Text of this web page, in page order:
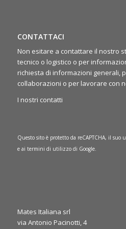
CONTATTACI
Non esitare a contattare il nostro
tecnico o logistico o per
richiesta di informazioni generali,
collaborazioni o per lavorare con
I nostri contatti
Questo sito è protetto da reCAPTCHA, il suo
e ai termini di utilizzodi Google.
Mates Italiana srl
via Antonio Pacinotti, 4